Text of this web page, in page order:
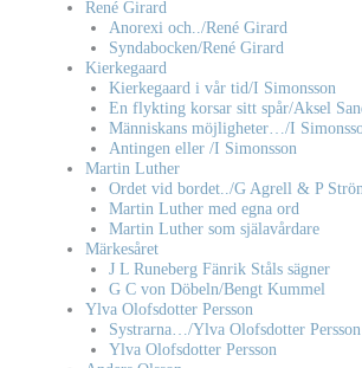
René Girard
Anorexi och../René Girard
Syndabocken/René Girard
Kierkegaard
Kierkegaard i vår tid/I Simonsson
En flykting korsar sitt spår/Aksel
Människans möjligheter…/I
Antingen eller /I Simonsson
Martin Luther
Ordet vid bordet../G Agrell & P
Martin Luther med egna ord
Martin Luther som själavårdare
Märkesåret
J L Runeberg Fänrik Ståls sägner
G C von Döbeln/Bengt Kummel
Ylva Olofsdotter Persson
Systrarna…/Ylva Olofsdotter Persson
Ylva Olofsdotter Persson